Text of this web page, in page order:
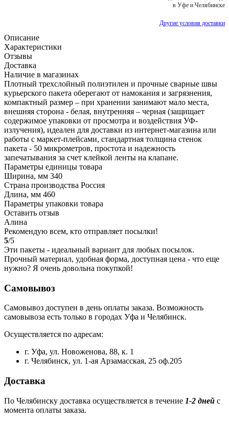
в Уфе и Челябинске
Другие условия доставки
Описание
Характеристики
Отзывы
Доставка
Наличие в магазинах
Плотный трехслойный полиэтилен и прочные сварные швы
курьерского пакета оберегают от намокания и загрязнения,
компактный размер – при хранении занимают мало места,
внешняя сторона - белая, внутренняя – черная (защищает
содержимое упаковки от просмотра и воздействия УФ-
излучения), идеален для доставки из интернет-магазина или
работы с маркет-плейсами, стандартная толщина стенок
пакета - 50 микрометров, простота и надежность
запечатывания за счет клейкой ленты на клапане.
Параметры единицы товара
Ширина, мм 340
Страна производства Россия
Длина, мм 460
Параметры упаковки товара
Оставить отзыв
Алина
Рекомендую всем, кто отправляет посылки!
5/5
Эти пакеты - идеальный вариант для любых посылок.
Прочный материал, удобная форма, доступная цена - что еще
нужно? Я очень довольна покупкой!
Самовывоз
Самовывоз доступен в день оплаты заказа. Возможность
самовывоза есть только в городах Уфа и Челябинск.
Осуществляется по адресам:
г. Уфа, ул. Новоженова, 88, к. 1
г. Челябинск, ул. 1-ая Арзамасская, 25 оф.205
Доставка
По Челябинску доставка осуществляется в течение 1-2 дней с
момента оплаты заказа.